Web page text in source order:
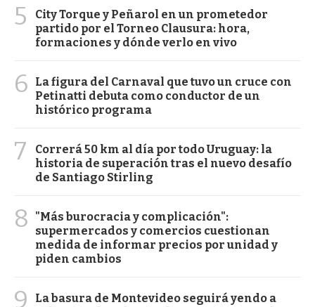
5
City Torque y Peñarol en un prometedor
partido por el Torneo Clausura: hora,
formaciones y dónde verlo en vivo
6
La figura del Carnaval que tuvo un cruce con
Petinatti debuta como conductor de un
histórico programa
7
Correrá 50 km al día por todo Uruguay: la
historia de superación tras el nuevo desafío
de Santiago Stirling
8
"Más burocracia y complicación":
supermercados y comercios cuestionan
medida de informar precios por unidad y
piden cambios
9
La basura de Montevideo seguirá yendo a